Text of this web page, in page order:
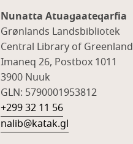
Nunatta Atuagaateqarfia
Grønlands Landsbibliotek
Central Library of Greenland
Imaneq 26, Postbox 1011
3900 Nuuk
GLN: 5790001953812
+299 32 11 56
nalib@katak.gl​